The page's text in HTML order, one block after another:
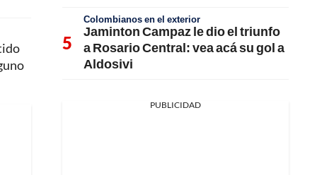
Colombianos en el exterior
Jaminton Campaz le dio el triunfo
a Rosario Central: vea acá su gol a
Aldosivi
PUBLICIDAD